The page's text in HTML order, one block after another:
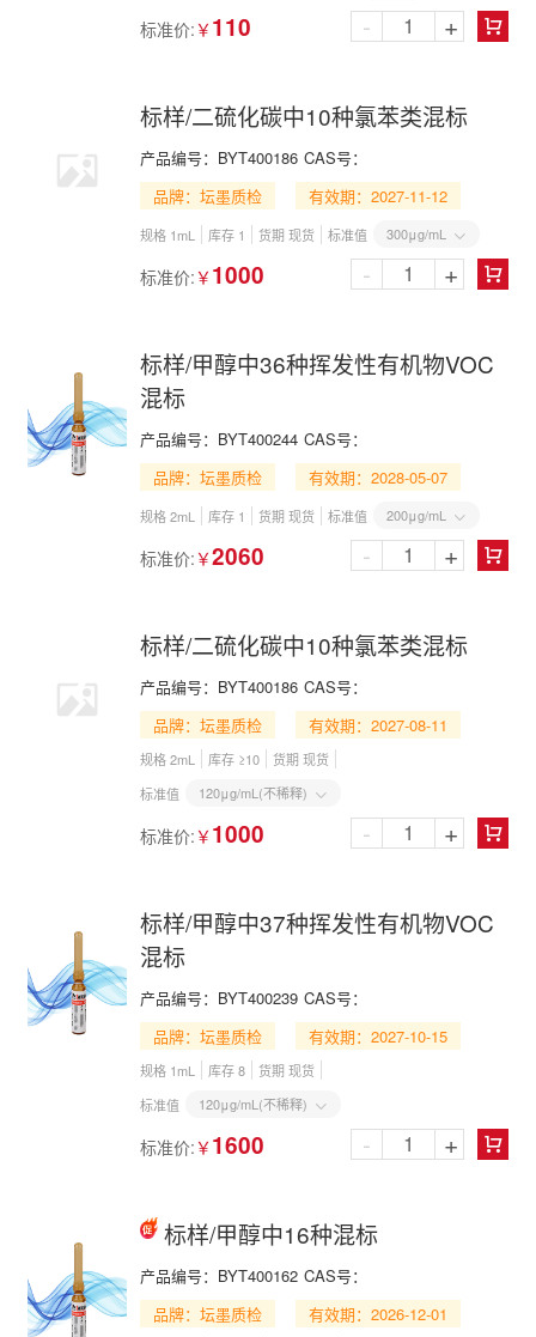
标准价: ￥ 110 
- +
标样/二硫化碳中10种氯苯类混标
产品编号： BYT400186 CAS号：
品牌：坛墨质检
有效期：2027-11-12
规格 1mL 库存 1 货期 现货 标准值 300μg/mL 
标准价: ￥ 1000 
- +
标样/甲醇中36种挥发性有机物VOC
混标
产品编号： BYT400244 CAS号：
品牌：坛墨质检
有效期：2028-05-07
规格 2mL 库存 1 货期 现货 标准值 200μg/mL 
标准价: ￥2060 
- +
标样/二硫化碳中10种氯苯类混标
产品编号： BYT400186 CAS号：
品牌：坛墨质检
有效期：2027-08-11
规格 2mL 库存 ≥10
货期 现货
标准值
120μg/mL(不稀释) 
标准价: ￥ 1000 
- +
标样/甲醇中37种挥发性有机物VOC
混标
产品编号： BYT400239 CAS号：
品牌：坛墨质检
有效期：2027-10-15
规格 1mL 库存 8
货期 现货
标准值
120μg/mL(不稀释) 
标准价: ￥ 1600 
- +
标样/甲醇中16种混标
产品编号： BYT400162 CAS号：
品牌：坛墨质检
有效期：2026-12-01